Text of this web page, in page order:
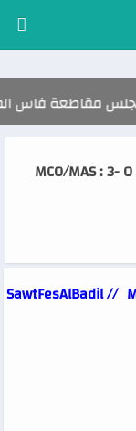
فاس المدينة يهنئ
SawtFesAlBadil //